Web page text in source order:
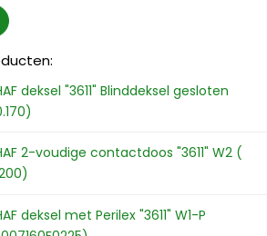
deksel "3611" Blinddeksel gesloten
2-voudige contactdoos "3611" W2 (
deksel met Perilex "3611" W1-P